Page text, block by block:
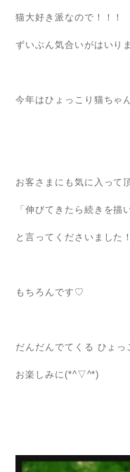
猫大好き派なので！！！
ずいぶん気合いがはいり
今年はひょっこり猫ちゃ
お客さまにも気に入って
「伸びてきたら続きを描
と言ってくださいました！
もちろんです♡
だんだんでてくる ひょっ
お楽しみに(*^▽^*)